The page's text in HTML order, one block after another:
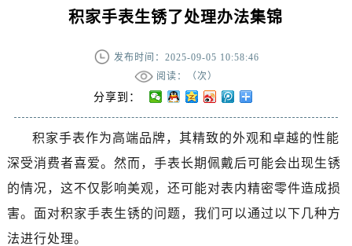
节假日正常营业！
积家手表生锈了处理办法集锦
发布时间：2025-09-05 10:58:46
阅读：（次）
分享到：
积家手表作为高端品牌，其精致的外观和卓越的性能
深受消费者喜爱。然而，手表长期佩戴后可能会出现生锈
的情况，这不仅影响美观，还可能对表内精密零件造成损
害。面对积家手表生锈的问题，我们可以通过以下几种方
法进行处理。